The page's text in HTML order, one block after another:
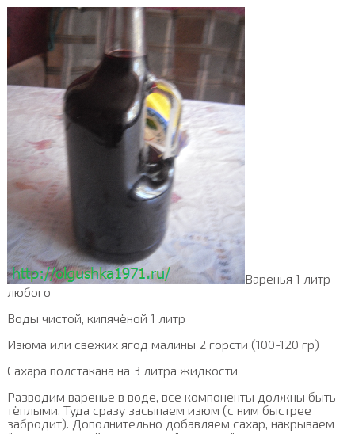
Варенья 1 литр
любого
Воды чистой, кипячёной 1 литр
Изюма или свежих ягод малины 2 горсти (100-120 гр)
Сахара полстакана на 3 литра жидкости
Разводим варенье в воде, все компоненты должны быть
тёплыми. Туда сразу засыпаем изюм (с ним быстрее
забродит). Дополнительно добавляем сахар, накрываем